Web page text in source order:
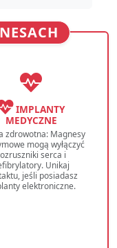
IMPLANTY
MEDYCZNE
zdrowotna: Magnesy
mogą wyłączyć
serca i
Unikaj
jeśli posiadasz
elektroniczne.